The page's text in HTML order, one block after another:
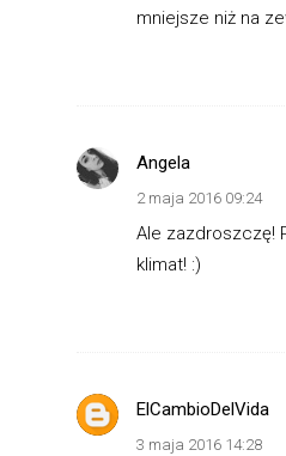
mniejsze niż na
Angela
2 maja 2016 09:24
Ale zazdroszczę!
klimat! :)
ElCambioDelVida
3 maja 2016 14:28